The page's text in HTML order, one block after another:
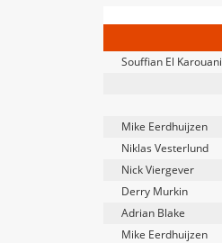
Souffian El Karouani
Mike Eerdhuijzen
Niklas Vesterlund
Nick Viergever
Derry Murkin
Adrian Blake
Mike Eerdhuijzen